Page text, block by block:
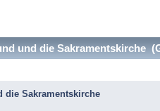
und die Sakramentskirche
die Sakramentskirche